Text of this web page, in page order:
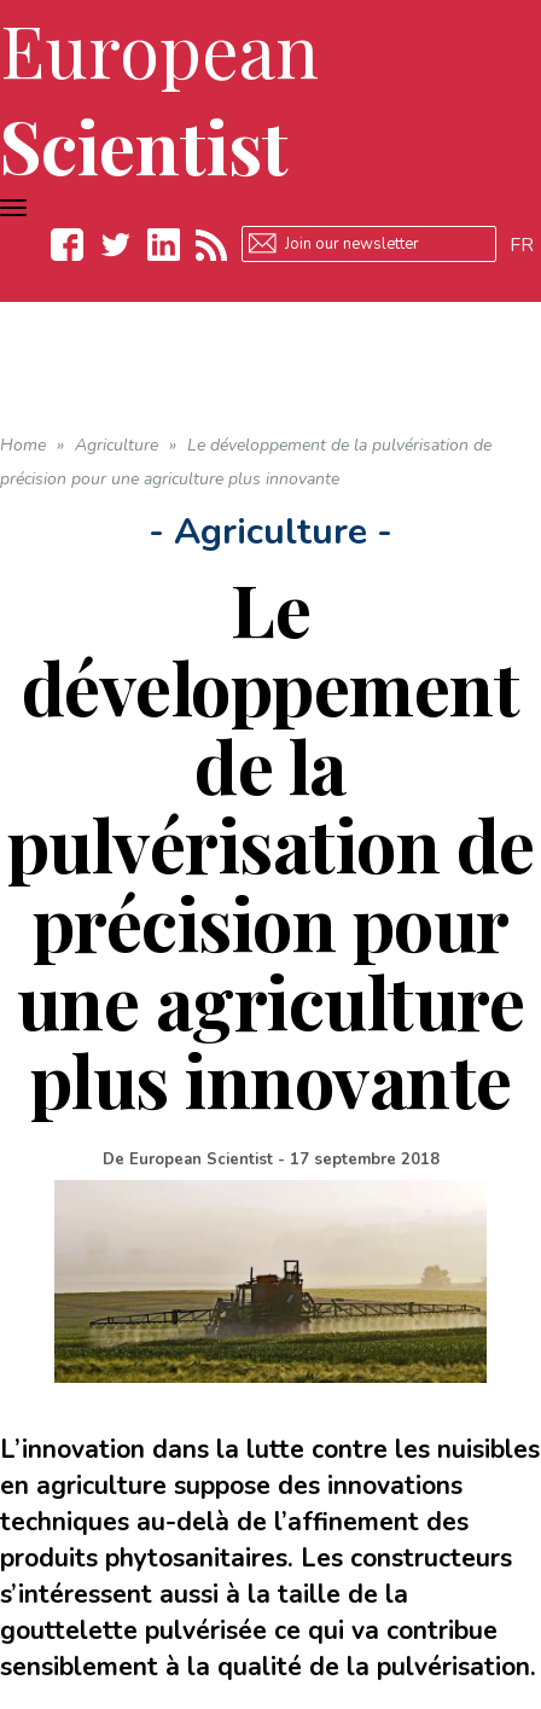
European
Scientist
FR
TOGGLE
NAVIGATION
Home » Agriculture » Le développement de la pulvérisation de
précision pour une agriculture plus innovante
- Agriculture -
Le
développement
de la
pulvérisation de
précision pour
une agriculture
plus innovante
De European Scientist - 17 septembre 2018
L’innovation dans la lutte contre les nuisibles
en agriculture suppose des innovations
techniques au-delà de l’affinement des
produits phytosanitaires. Les constructeurs
s’intéressent aussi à la taille de la
gouttelette pulvérisée ce qui va contribue
sensiblement à la qualité de la pulvérisation.